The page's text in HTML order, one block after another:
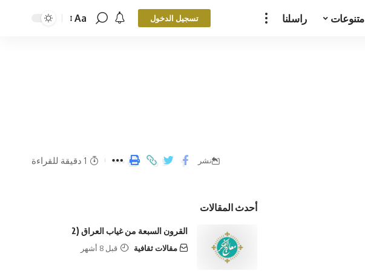
متنوعات راسلنا تسجيل الدخول Aa
نشر 1 دقيقة للقراءة
أحدث المقالات
القرون السبعة من غياب العراق (2
مقالات ثقافية قبل 8 أشهر